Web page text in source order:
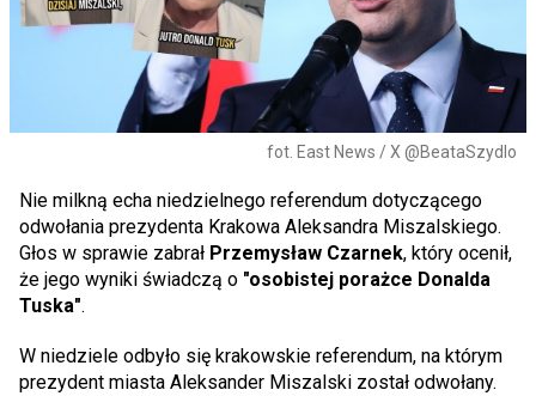
fot. East News / X @BeataSzydlo
Nie milkną echa niedzielnego referendum dotyczącego
odwołania prezydenta Krakowa Aleksandra Miszalskiego.
Głos w sprawie zabrał Przemysław Czarnek, który ocenił,
że jego wyniki świadczą o "osobistej porażce Donalda
Tuska".
W niedziele odbyło się krakowskie referendum, na którym
prezydent miasta Aleksander Miszalski został odwołany.